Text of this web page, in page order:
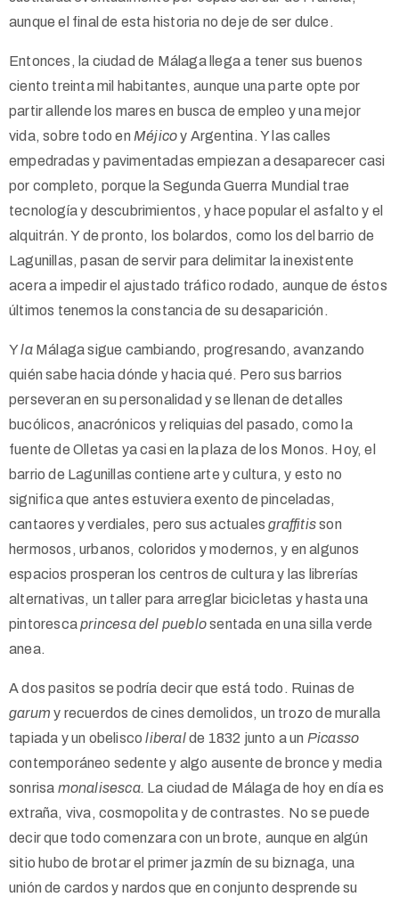
aunque el final de esta historia no deje de ser dulce.
Entonces, la ciudad de Málaga llega a tener sus buenos
ciento treinta mil habitantes, aunque una parte opte por
partir allende los mares en busca de empleo y una mejor
vida, sobre todo en Méjicoy Argentina. Y las calles
empedradas y pavimentadas empiezan a desaparecer casi
por completo, porque la Segunda Guerra Mundial trae
tecnología y descubrimientos, y hace popular el asfalto y el
alquitrán. Y de pronto, los bolardos, como los del barrio de
Lagunillas, pasan de servir para delimitar la inexistente
acera a impedir el ajustado tráfico rodado, aunque de éstos
últimos tenemos la constancia de su desaparición.
YlaMálaga sigue cambiando, progresando, avanzando
quién sabe hacia dónde y hacia qué. Pero sus barrios
perseveran en su personalidad y se llenan de detalles
bucólicos, anacrónicos y reliquias del pasado, como la
fuente de Olletas ya casi en la plaza de los Monos. Hoy, el
barrio de Lagunillas contiene arte y cultura, y esto no
significa que antes estuviera exento de pinceladas,
cantaores y verdiales, pero sus actualesgraffitisson
hermosos, urbanos, coloridos y modernos, y en algunos
espacios prosperan los centros de cultura y las librerías
alternativas, un taller para arreglar bicicletas y hasta una
pintorescaprincesa del pueblosentada en una silla verde
anea.
A dos pasitos se podría decir que está todo. Ruinas de
garum y recuerdos de cines demolidos, un trozo de muralla
tapiada y un obeliscoliberalde 1832 junto a un Picasso
contemporáneo sedente y algo ausente de bronce y media
sonrisa monalisesca. La ciudad de Málaga de hoy en día es
extraña, viva, cosmopolita y de contrastes. No se puede
decir que todo comenzara con un brote, aunque en algún
sitio hubo de brotar el primer jazmín de su biznaga, una
unión de cardos y nardos que en conjunto desprende su